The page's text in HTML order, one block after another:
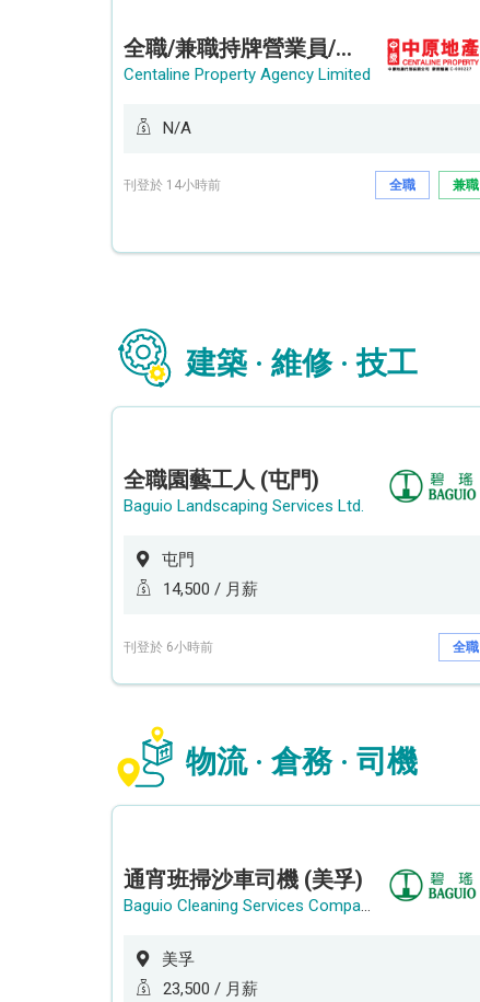
全職/兼職持牌營業員/持牌地產代理 (長沙灣/將軍澳/油塘)
Centaline Property Agency Limited
N/A
刊登於 14小時前 全職 兼職
建築 · 維修 · 技工
全職園藝工人 (屯門)
Baguio Landscaping Services Ltd.
屯門
14,500 / 月薪
刊登於 6小時前 全職
物流 · 倉務 · 司機
通宵班掃沙車司機 (美孚)
Baguio Cleaning Services Company Limited
美孚
23,500 / 月薪